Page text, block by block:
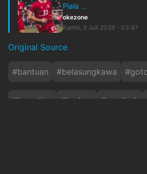
Piala ...
okezone
Kamis, 9 Juli 2026 - 03:47
Original Source
#bantuan #belasungkawa #
#kematian #korban # musibah